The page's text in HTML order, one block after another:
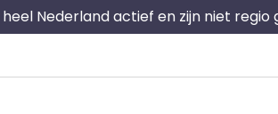
heel Nederland actief en zijn niet